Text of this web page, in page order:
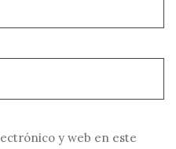
y web en este